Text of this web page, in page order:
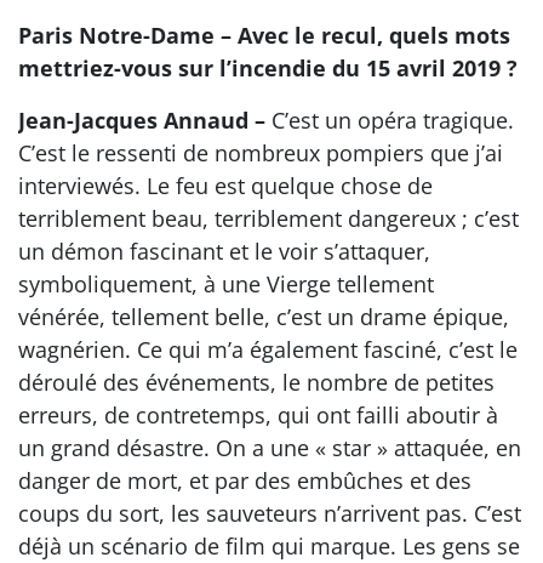
Paris Notre-Dame – Avec le recul, quels mots
mettriez-vous sur l’incendie du 15 avril 2019 ?
Jean-Jacques Annaud – C’est un opéra tragique.
C’est le ressenti de nombreux pompiers que j’ai
interviewés. Le feu est quelque chose de
terriblement beau, terriblement dangereux ; c’est
un démon fascinant et le voir s’attaquer,
symboliquement, à une Vierge tellement
vénérée, tellement belle, c’est un drame épique,
wagnérien. Ce qui m’a également fasciné, c’est le
déroulé des événements, le nombre de petites
erreurs, de contretemps, qui ont failli aboutir à
un grand désastre. On a une « star » attaquée, en
danger de mort, et par des embûches et des
coups du sort, les sauveteurs n’arrivent pas. C’est
déjà un scénario de film qui marque. Les gens se